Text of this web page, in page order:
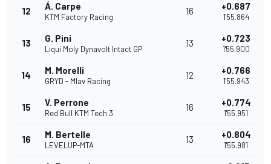
12 Á. Carpe
KTM Factory Racing
16 +0.687
1'55.864
13 G. Pini
Liqui Moly Dynavolt Intact GP
13 +0.723
1'55.900
14 M. Morelli
GRYD - Mlav Racing
12 +0.766
1'55.943
15 V. Perrone
Red Bull KTM Tech 3
16 +0.774
1'55.951
16 M. Bertelle
LEVELUP-MTA
13 +0.804
1'55.981